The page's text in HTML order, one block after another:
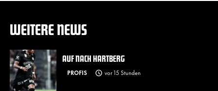
WEITERE NEWS
AUF NACH HARTBERG
PROFIS vor 15 Stunden